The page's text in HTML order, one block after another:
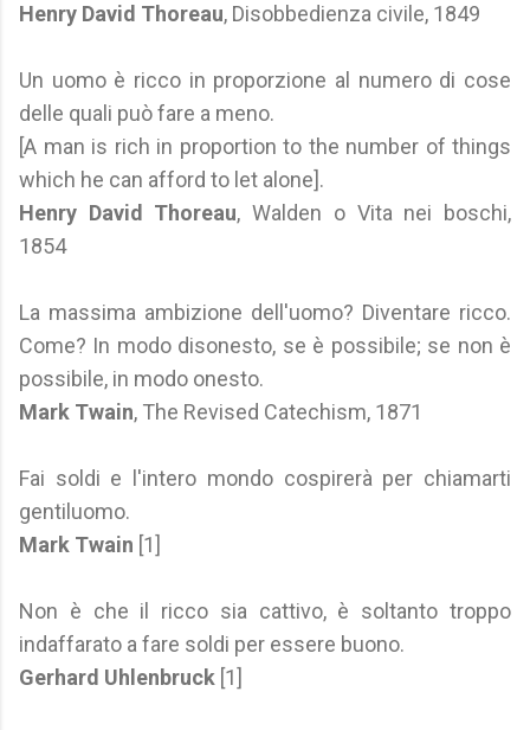
Henry David Thoreau, Disobbedienza civile, 1849
Un uomo è ricco in proporzione al numero di cose
delle quali può fare a meno.
[A man is rich in proportion to the number of things
which he can afford to let alone].
Henry David Thoreau, Walden o Vita nei boschi,
1854
La massima ambizione dell'uomo? Diventare ricco.
Come? In modo disonesto, se è possibile; se non è
possibile, in modo onesto.
Mark Twain, The Revised Catechism, 1871
Fai soldi e l'intero mondo cospirerà per chiamarti
gentiluomo.
Mark Twain [1]
Non è che il ricco sia cattivo, è soltanto troppo
indaffarato a fare soldi per essere buono.
Gerhard Uhlenbruck [1]